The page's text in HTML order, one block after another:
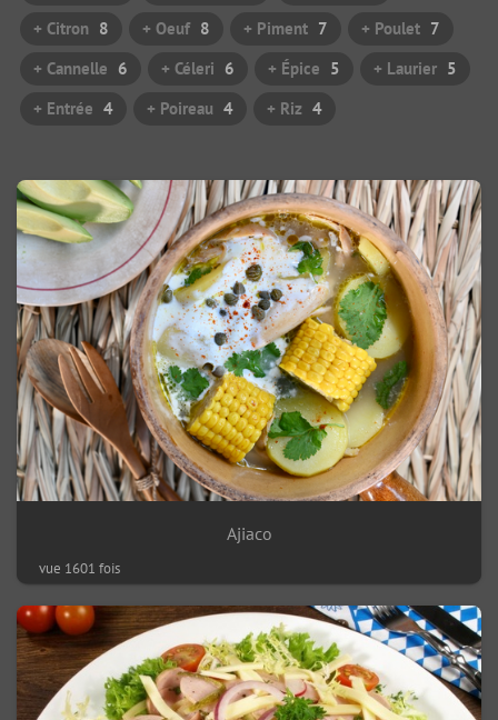
+ Citron 8 + Oeuf 8 + Piment 7 + Poulet 7
+ Cannelle 6 + Céleri 6 + Épice 5 + Laurier 5
+ Entrée 4 + Poireau 4 + Riz 4
Ajiaco
vue 1601 fois